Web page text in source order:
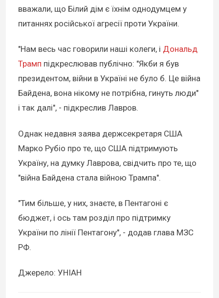
вважали, що Білий дім є їхнім однодумцем у
питаннях російської агресії проти України.
"Нам весь час говорили наші колеги, і Дональд
Трамп підкреслював публічно: "Якби я був
президентом, війни в Україні не було б. Це війна
Байдена, вона нікому не потрібна, гинуть люди"
і так далі", - підкреслив Лавров.
Однак недавня заява держсекретаря США
Марко Рубіо про те, що США підтримують
Україну, на думку Лаврова, свідчить про те, що
"війна Байдена стала війною Трампа".
"Тим більше, у них, знаєте, в Пентагоні є
бюджет, і ось там розділ про підтримку
України по лінії Пентагону", - додав глава МЗС
РФ.
Джерело: УНІАН